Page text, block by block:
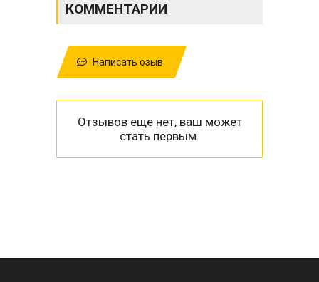
КОММЕНТАРИИ
Написать озыв
Отзывов еще нет, ваш может
стать первым.